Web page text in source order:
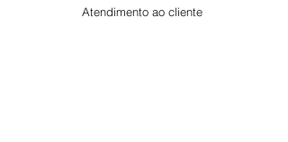
Atendimento ao cliente